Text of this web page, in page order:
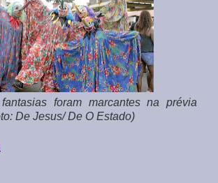
foram marcantes na prévia
De Jesus/ De O Estado)